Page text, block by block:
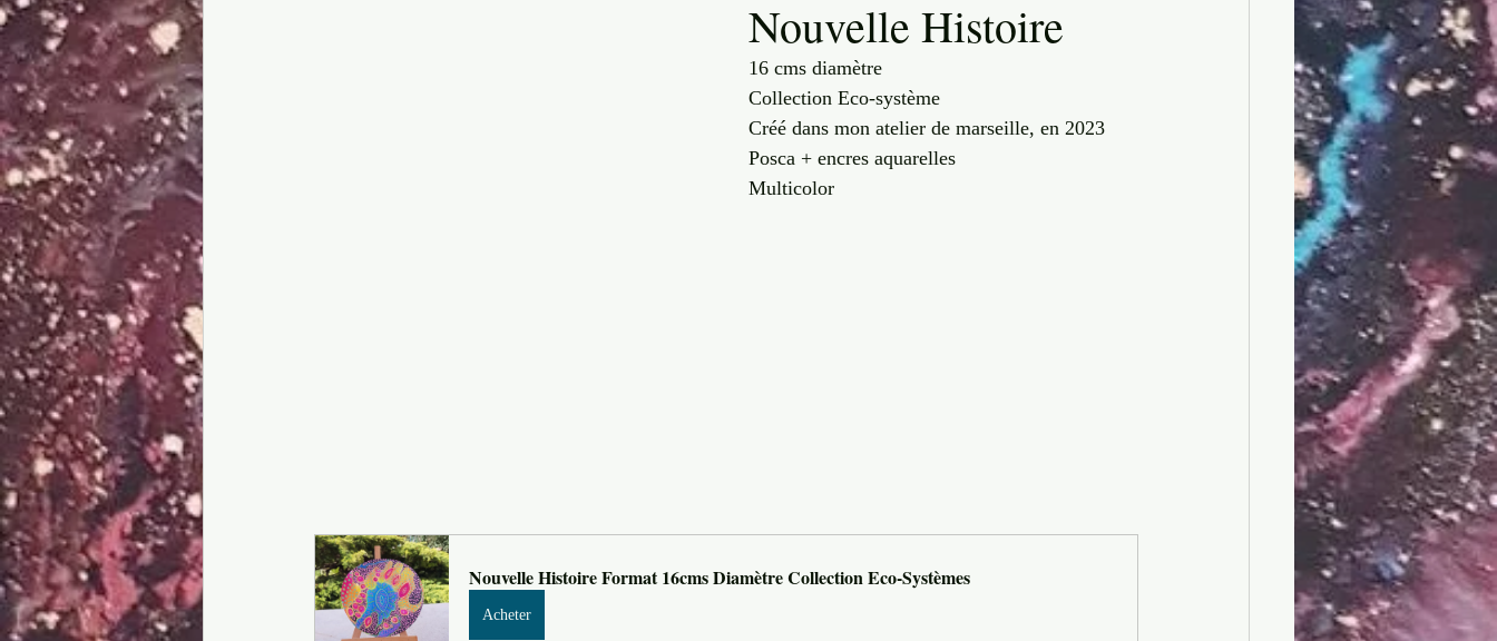
Nouvelle Histoire
16 cms diamètre
Collection Eco-système
Créé dans mon atelier de marseille, en 2023
Posca + encres aquarelles
Multicolor
Nouvelle Histoire Format 16cms Diamètre Collection Eco-Systèmes
Acheter